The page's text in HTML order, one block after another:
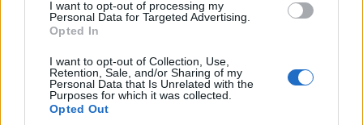
I want to opt-out of processing my
Personal Data for Targeted Advertising.
Opted In
I want to opt-out of Collection, Use,
Retention, Sale, and/or Sharing of my
Personal Data that Is Unrelated with the
Purposes for which it was collected.
Opted Out